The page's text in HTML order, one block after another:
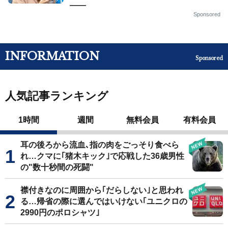
——
Sponsored
INFORMATION Sponsored
人気記事ランキング
1時間 週間 無料会員 有料会員
耳の後ろから流血､指の肉をごっそり食べら
れ…クマに｢猪木キック｣で応戦した36歳男性
の"数十秒間の死闘"
襟付きなのに周囲から｢だらしない｣と思われ
る…帰省の際に選んではいけない｢ユニクロの
2990円のポロシャツ｣